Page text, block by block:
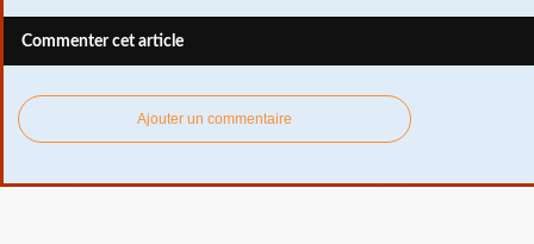
Commenter cet article
Ajouter un commentaire